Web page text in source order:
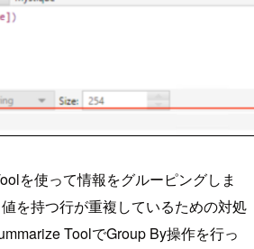
を使って情報をグルーピングしま
を持つ行が重複しているための対処
ToolでGroup By操作を行っ